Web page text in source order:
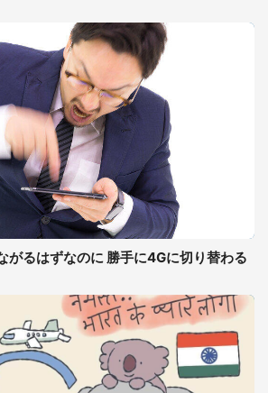
がるはずなのに 勝手に4Gに切り替わる